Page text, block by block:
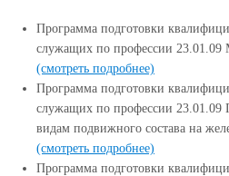
Программа подготовки
служащих по профессии 23.01.09
(смотреть подробнее)
Программа подготовки
служащих по профессии
видам подвижного состава на
(смотреть подробнее)
Программа подготовки